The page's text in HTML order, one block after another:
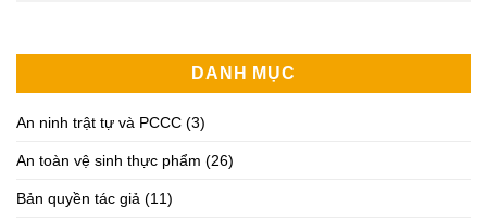
DANH MỤC
An ninh trật tự và PCCC (3)
An toàn vệ sinh thực phẩm (26)
Bản quyền tác giả (11)